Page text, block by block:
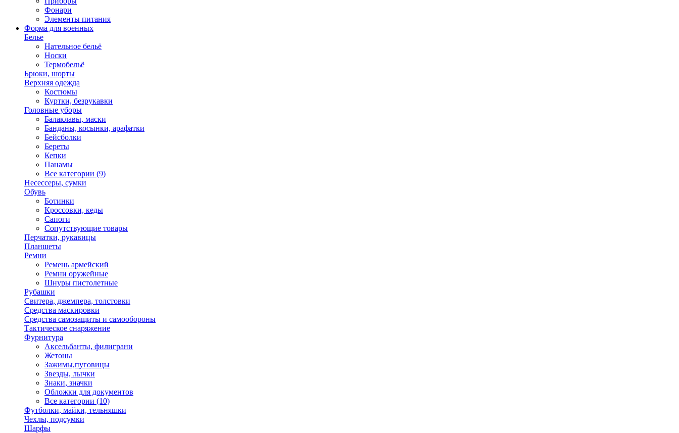
Фонари
Элементы питания
Форма для военных
Белье
Нательное бельё
Носки
Термобельё
Брюки, шорты
Верхняя одежда
Костюмы
Куртки, безрукавки
Головные уборы
Балаклавы, маски
Банданы, косынки, арафатки
Бейсболки
Береты
Кепки
Панамы
Все категории (9)
Несессеры, сумки
Обувь
Ботинки
Кроссовки, кеды
Сапоги
Сопутствующие товары
Перчатки, рукавицы
Планшеты
Ремни
Ремень армейский
Ремни оружейные
Шнуры пистолетные
Рубашки
Свитера, джемпера, толстовки
Средства маскировки
Средства самозащиты и самообороны
Тактическое снаряжение
Фурнитура
Аксельбанты, филиграни
Жетоны
Зажимы,пуговицы
Звезды, лычки
Знаки, значки
Обложки для документов
Все категории (10)
Футболки, майки, тельняшки
Чехлы, подсумки
Шарфы